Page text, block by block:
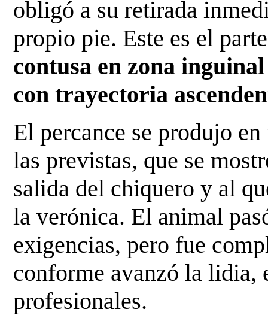
obligó a su retirada
propio pie. Este es el
contusa en zona
con trayectoria
El percance se produjo
las previstas, que se
salida del chiquero y al
la verónica. El animal
exigencias, pero fue
conforme avanzó la lidia,
profesionales.